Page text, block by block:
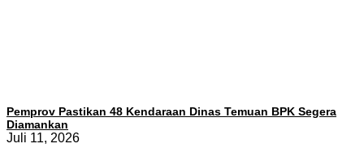
Pemprov Pastikan 48 Kendaraan Dinas Temuan BPK Segera
Diamankan
Juli 11, 2026